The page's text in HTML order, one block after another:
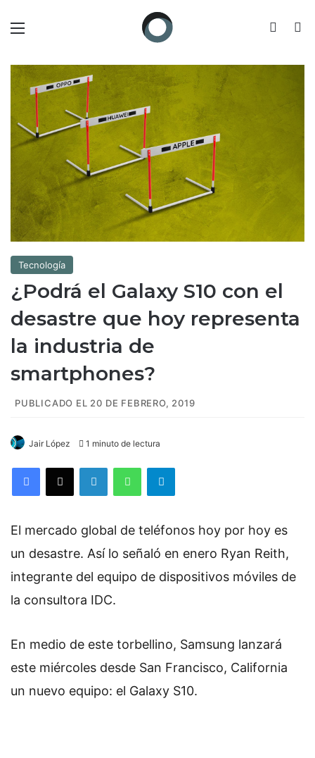
Tecnología
¿Podrá el Galaxy S10 con el
desastre que hoy representa
la industria de
smartphones?
PUBLICADO EL 20 DE FEBRERO, 2019
Jair López 1 minuto de lectura
El mercado global de teléfonos hoy por hoy es
un desastre. Así lo señaló en enero Ryan Reith,
integrante del equipo de dispositivos móviles de
la consultora IDC.
En medio de este torbellino, Samsung lanzará
este miércoles desde San Francisco, California
un nuevo equipo: el Galaxy S10.